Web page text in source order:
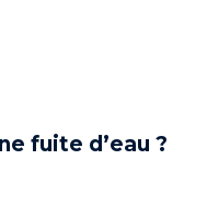
fuite d’eau ?